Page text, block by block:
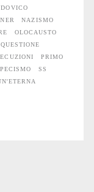
NAZISMO
OLOCAUSTO
PRIMO
SS